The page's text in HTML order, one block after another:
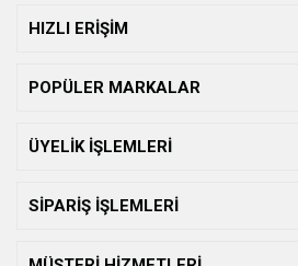
HIZLI ERİŞİM
POPÜLER MARKALAR
ÜYELİK İŞLEMLERİ
SİPARİŞ İŞLEMLERİ